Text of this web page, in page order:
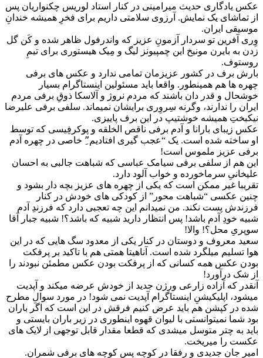
عکس یادگاری حدیث میرامینی در کنار استاد لوریس چکنواریان پس
از تماشای یک نمایش. آرزوی سلامتی داریم برای فخرِ همیشه خندانِ
موسیقی ایران.
وِری آفرین تو سردار آزمونِ عزیز که واندرفول ظاهر شده و کَن گل
زدن به بایرن مونیخ این چمپیونز لیگ و مِیک هیستوری برای تیمِ
روستوف.
بارش برف در کشور عزیزمان تمامی ندارد و عکس های برفی
چهره ها هم همینطور. واقعا باید مسئولین اینستاگرام بسیار
خوشحال و قدر دان باشند که مردم نروژ و آلاسکا ذوقِ برفی مردم
ایران را ندارند، وگرنه سِروِری برایشان نمیماند. سلفی برفی علیرضا
نیکبختِ همیشه خوشتیپ در این برف پاییزی.
عکس زیبای بارانا و آدم برفی ناقص الخلقه و پوکرفِیسی که توسط
او ساخته شده است. یک “عجب گیری افتادیم”ِ خاصی در چهره آدم
برفی عزیز ملموس است!
این هم از سلفی برفی سیامک عباسی که شباهت جالبی به احسان
علیخانیِ سرماخورده و خواب آلود دارد.
تقریبا غیر ممکن است که یکی از چهره های عزیز بچه دار بشود و
چنین عکسی “شباهت محور” از کودکی های خودش در کنار
فرزندش پست نکند. من نمیدانم این چه تعجبی دارد که فرزندِ آدم
شبیه خودِ آدم باشد! پس انتظار دارید شبیه که باشد؟! شبیه جبار آقا
سوپریِ محل؟! والا!
سعید معروف و دوستان در کنار یکی از معدود سگ هایی که در این
هوا تسلیم میلگرد شده است. آناهیتا همتی هم با تاکید بر پرفکت
بودن عکس همه کسانی که از پرفکت بودن عکس مطمئن نبودند را
از شک درآورد!
آنقدر که آزاده زارعی ورژن جدید از خودش عرضه میکند و آپدیت
میشود، اپلیکیشنِ اینستاگرام آپدیت نمی شود! در مورد سوالِ مطرح
شده در کپشن هم باید عرض کنیم فرقش در این است که اگر باران
بود شما نمیتوانستی با لیوان قهوه اینطوری در زیر باران بایستی و
باید به چتر متوسل میشدی که قطعا مقدار قابل توجهی از لایک های
عکست را میریخت.
امیر جان جدیدی و رفقا در کوچه پس کوچه های برفی شمران.